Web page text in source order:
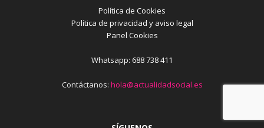
Política de Cookies
Política de privacidad y aviso legal
Panel Cookies
Whatsapp: 688 738 411
Contáctanos: hola@actualidadsocial.es